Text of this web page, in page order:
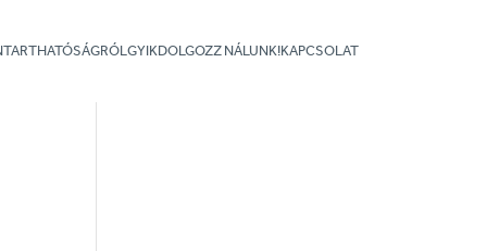
GYIKDOLGOZZ NÁLUNK!KAPCSOLAT